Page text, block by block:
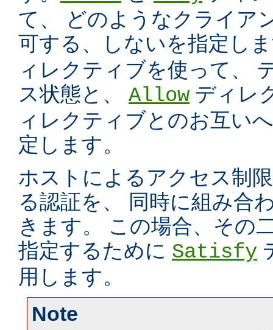
て、 どのようなクライア
可する、しないを指定し
ィレクティブを使って、
ス状態と、 Allow ディレ
ィレクティブとのお互い
定します。
ホストによるアクセス制
る認証を、 同時に組み合
きます。 この場合、その
指定するために Satisfy
用します。
Note